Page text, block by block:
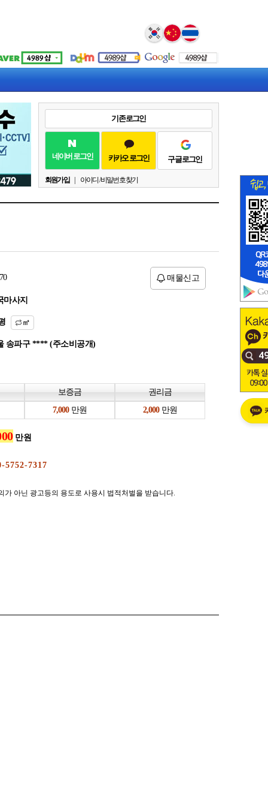
Select Language ▼
기존 로그인
네이버 로그인 카카오 로그인 구글 로그인
회원가입 아이디 / 비밀번호 찾기
매물신고
마사지
㎡
송파구 **** (주소비공개)
보증금
권리금
만원 만원
만원
가 아닌 광고등의 용도로 사용시 법적처벌을 받습니다.